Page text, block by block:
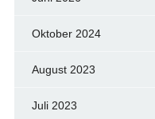
Oktober 2024
August 2023
Juli 2023